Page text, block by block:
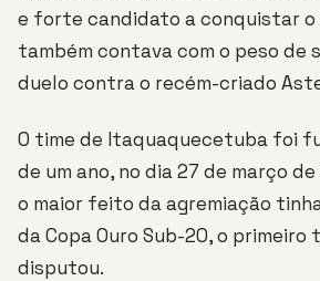
e forte candidato a conquistar o
também contava com o peso de
duelo contra o recém-criado
O time de Itaquaquecetuba foi
de um ano, no dia 27 de março
o maior feito da agremiação
da Copa Ouro Sub-20, o
disputou.